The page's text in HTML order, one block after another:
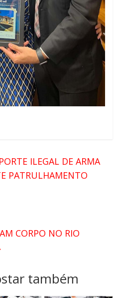
ILEGAL DE ARMA
PATRULHAMENTO
CORPO NO RIO
também